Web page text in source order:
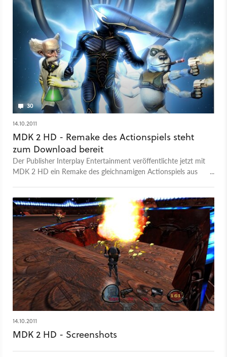
30
14.10.2011
MDK 2 HD - Remake des Actionspiels steht
zum Download bereit
Der Publisher Interplay Entertainment veröffentlichte jetzt mit
MDK 2 HD ein Remake des gleichnamigen Actionspiels aus
14.10.2011
MDK 2 HD - Screenshots